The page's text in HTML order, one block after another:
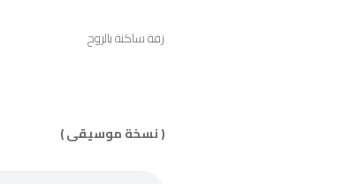
زفة ساكنة بالروح
( نسخة موسيقى )